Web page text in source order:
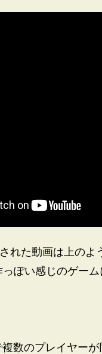
れた動画は上のよ
ぽい感じのゲーム
数のプレイヤー